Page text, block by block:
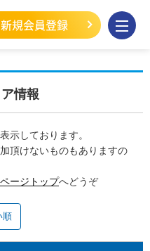
新規会員登録
情報
示しております。
頂けないものもありますの
ージトップへどうぞ
順